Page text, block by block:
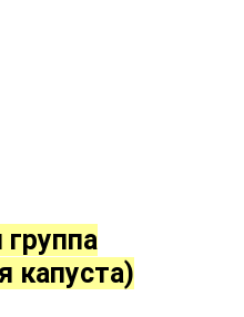
капуста)